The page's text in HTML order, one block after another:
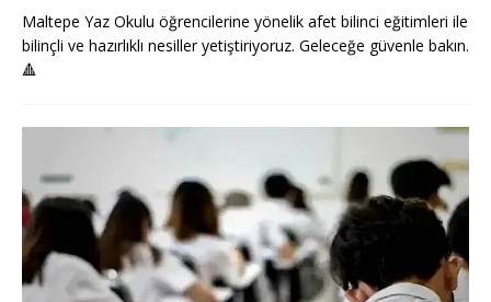
Maltepe Yaz Okulu öğrencilerine yönelik afet bilinci eğitimleri ile
bilinçli ve hazırlıklı nesiller yetiştiriyoruz. Geleceğe güvenle bakın.
🔺